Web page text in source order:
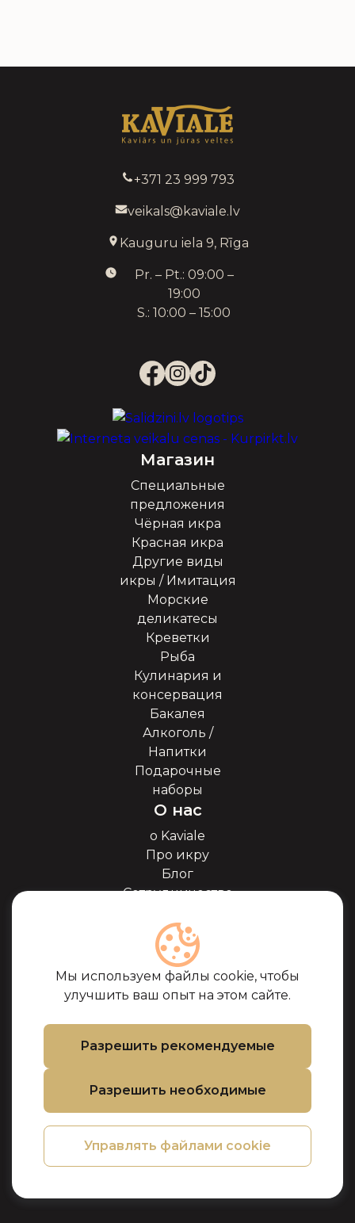
Мы используем файлы cookie, чтобы
улучшить ваш опыт на этом сайте.
Разрешить рекомендуемые
Разрешить необходимые
Управлять файлами cookie
+371 23 999 793
veikals@kaviale.lv
Kauguru iela 9, Rīga
Pr. – Pt.: 09:00 –
19:00
S.: 10:00 – 15:00
Магазин
Специальные
предложения
Чёрная икра
Красная икра
Другие виды
икры / Имитация
Морские
деликатесы
Креветки
Рыба
Кулинария и
консервация
Бакалея
Алкоголь /
Напитки
Подарочные
наборы
О нас
о Kaviale
Про икру
Блог
Сотрудничество
Сертификаты
Часто задоваемые
вопросы
Поддержка
Политика
файлов cookie
Политика
конфиденциальности
Политика
возврата товара и